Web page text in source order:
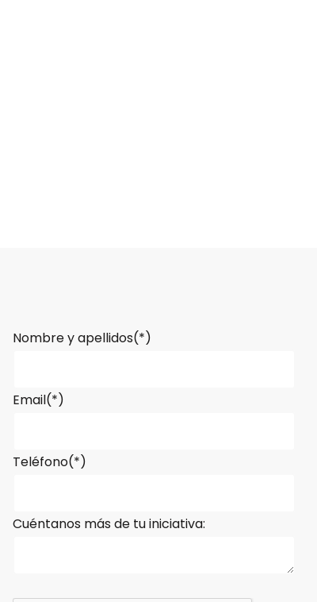
Nombre y apellidos(*)
Email(*)
Teléfono(*)
Cuéntanos más de tu iniciativa: